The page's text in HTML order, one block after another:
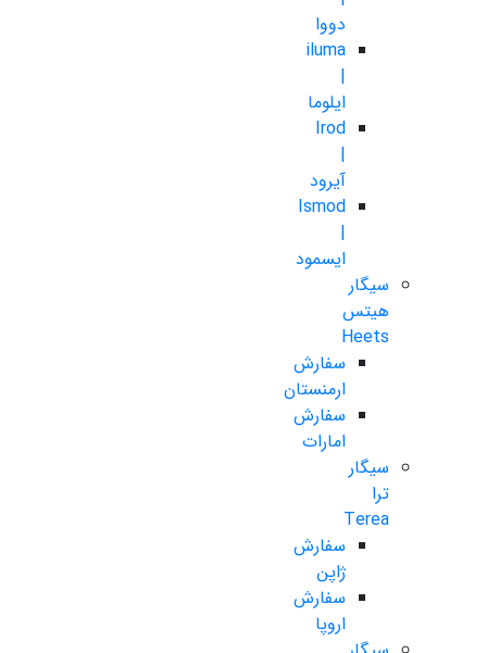
دووا
iluma
|
ایلوما
Irod
|
آیرود
Ismod
|
ایسمود
سیگار
هیتس
Heets
سفارش
ارمنستان
سفارش
امارات
سیگار
ترا
Terea
سفارش
ژاپن
سفارش
اروپا